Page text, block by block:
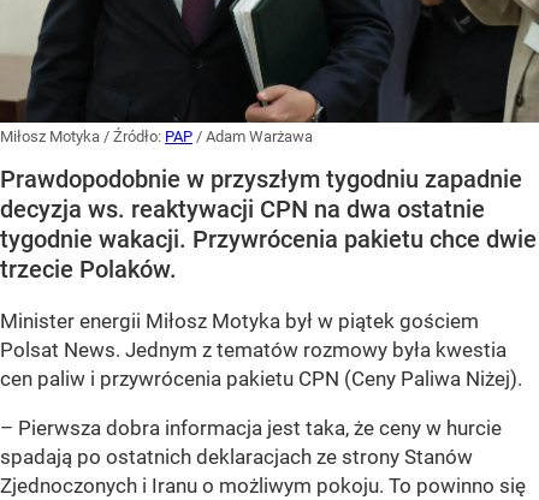
Miłosz Motyka / Źródło: PAP / Adam Warżawa
Prawdopodobnie w przyszłym tygodniu zapadnie
decyzja ws. reaktywacji CPN na dwa ostatnie
tygodnie wakacji. Przywrócenia pakietu chce dwie
trzecie Polaków.
Minister energii Miłosz Motyka był w piątek gościem
Polsat News. Jednym z tematów rozmowy była kwestia
cen paliw i przywrócenia pakietu CPN (Ceny Paliwa Niżej).
– Pierwsza dobra informacja jest taka, że ceny w hurcie
spadają po ostatnich deklaracjach ze strony Stanów
Zjednoczonych i Iranu o możliwym pokoju. To powinno się